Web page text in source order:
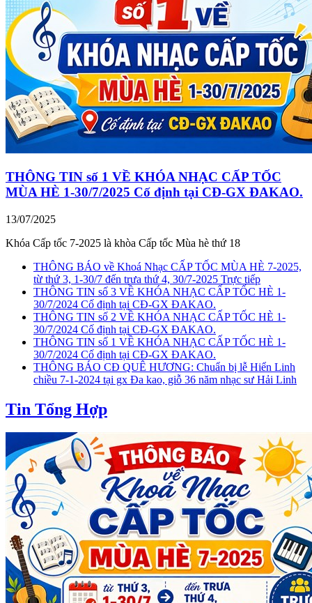
THÔNG TIN số 1 VỀ KHÓA NHẠC CẤP TỐC
MÙA HÈ 1-30/7/2025 Cố định tại CĐ-GX ĐAKAO.
13/07/2025
Khóa Cấp tốc 7-2025 là khòa Cấp tốc Mùa hè thứ 18
THÔNG BÁO về Khoá Nhạc CẤP TỐC MÙA HÈ 7-2025,
từ thứ 3, 1-30/7 đến trưa thứ 4, 30/7-2025 Trực tiếp
THÔNG TIN số 3 VỀ KHÓA NHẠC CẤP TỐC HÈ 1-
30/7/2024 Cố định tại CĐ-GX ĐAKAO.
THÔNG TIN số 2 VỀ KHÓA NHẠC CẤP TỐC HÈ 1-
30/7/2024 Cố định tại CĐ-GX ĐAKAO.
THÔNG TIN số 1 VỀ KHÓA NHẠC CẤP TỐC HÈ 1-
30/7/2024 Cố định tại CĐ-GX ĐAKAO.
THÔNG BÁO CĐ QUÊ HƯƠNG: Chuẩn bị lễ Hiển Linh
chiều 7-1-2024 tại gx Đa kao, giỗ 36 năm nhạc sư Hải Linh
Tin Tổng Hợp